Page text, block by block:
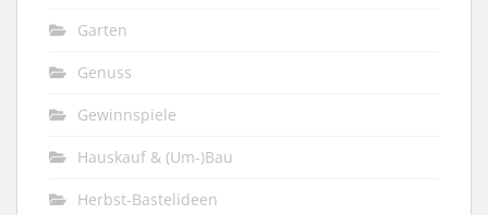
Garten
Genuss
Gewinnspiele
Hauskauf & (Um-)Bau
Herbst-Bastelideen